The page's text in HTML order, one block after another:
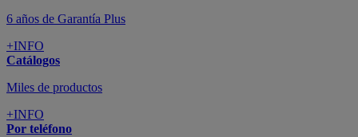
6 años de Garantía Plus
+INFO
Catálogos
Miles de productos
+INFO
Por teléfono